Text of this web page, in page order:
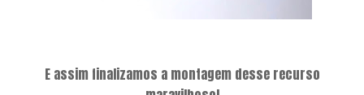
E assim finalizamos a montagem desse recurso